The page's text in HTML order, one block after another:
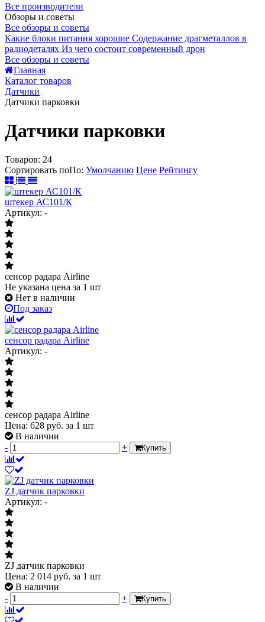
Все производители
Обзоры и советы
Все обзоры и советы
Какие блоки питания хорошие Содержание драгметаллов в
радиодеталях Из чего состоит современный дрон
Все обзоры и советы
Главная
Каталог товаров
Датчики
Датчики парковки
Датчики парковки
Товаров: 24
Сортировать поПо: Умолчанию Цене Рейтингу
штекер АС101/К
Артикул: -
сенсор радара Airline
Не указана цена за 1 шт
Нет в наличии
Под заказ
сенсор радара Airline
Артикул: -
сенсор радара Airline
Цена: 628 руб. за 1 шт
В наличии
-
+ Купить
ZJ датчик парковки
Артикул: -
ZJ датчик парковки
Цена: 2 014 руб. за 1 шт
В наличии
-
+ Купить